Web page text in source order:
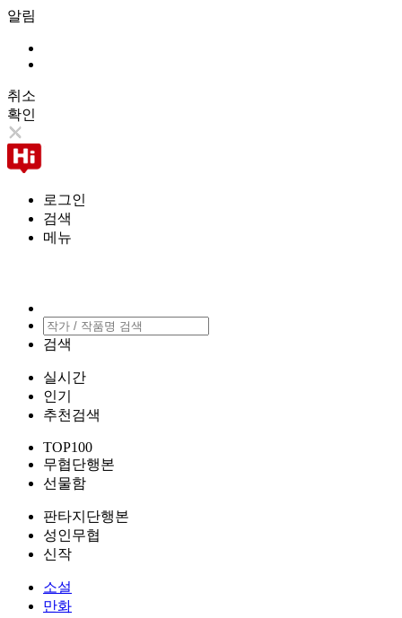
알림
취소
확인
로그인
검색
메뉴
검색
실시간
인기
추천검색
TOP100
무협단행본
선물함
판타지단행본
성인무협
신작
소설
만화